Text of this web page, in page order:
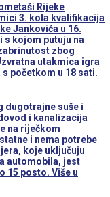
Rijeke
3. kola kvalifikacija
Jankovića u 16.
s kojom putuju na
zbog
utakmica igra
početkom u 18 sati.
dugotrajne suše i
i kanalizacija
na riječkom
i nema potrebe
koje uključuju
automobila, jest
15 posto. Više u